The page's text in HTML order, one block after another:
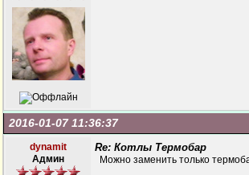
2016-01-07 11:36:37
dynamit
Админ
Re: Котлы Термобар
Можно заменить только